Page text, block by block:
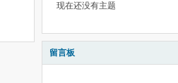
现在还没有主题
留言板